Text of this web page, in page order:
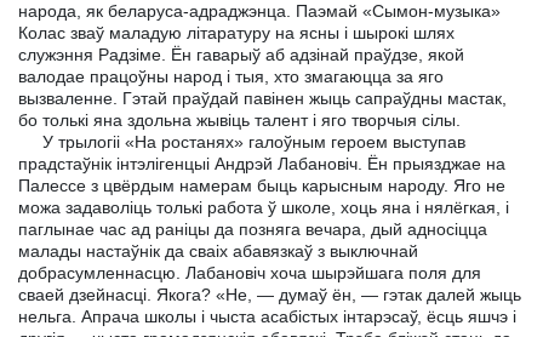
народа, як беларуса-адраджэнца. Паэмай «Сымон-музыка»
Колас зваў маладую літаратуру на ясны і шырокі шлях
служэння Радзіме. Ён гаварыў аб адзінай праўдзе, якой
валодае працоўны народ і тыя, хто змагаюцца за яго
вызваленне. Гэтай праўдай павінен жыць сапраўдны мастак,
бо толькі яна здольна жывіць талент і яго творчыя сілы.
У трылогіі «На ростанях» галоўным героем выступав
прадстаўнік інтэлігенцыі Андрэй Лабановіч. Ён прыязджае на
Палессе з цвёрдым намерам быць карысным народу. Яго не
можа задаволіць толькі работа ў школе, хоць яна і нялёгкая, і
паглынае час ад раніцы да позняга вечара, дый адносіцца
малады настаўнік да сваіх абавязкаў з выключнай
добрасумленнасцю. Лабановіч хоча шырэйшага поля для
сваей дзейнасці. Якога? «Не, — думаў ён, — гэтак далей жыць
нельга. Апрача школы і чыста асабістых інтарэсаў, ёсць яшчэ і